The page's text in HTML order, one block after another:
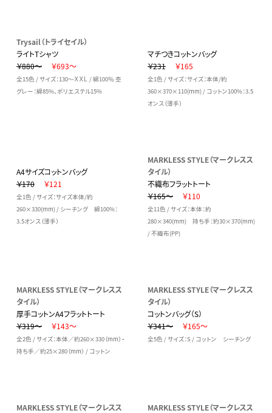
Trysail（トライセイル）
ライトTシャツ
￥880～
￥693～
全15色 / サイズ：130～ＸＸＬ / 綿100％ 杢
グレー：綿85%、ポリエステル15%
マチつきコットンバッグ
￥231
￥165
全1色 / サイズ：サイズ：本体/約
360×370×110(mm) / コットン100%：3.5
オンス（薄手）
A4サイズコットンバッグ
￥170
￥121
全1色 / サイズ：サイズ本体/約
260×330(mm) / シーチング 綿100%：
3.5オンス（薄手）
MARKLESS STYLE（マークレスス
タイル）
不織布フラットトート
￥165～
￥110
全11色 / サイズ：本体：約
280×340(mm) 持ち手：約30×370(mm)
/ 不織布(PP)
MARKLESS STYLE（マークレスス
タイル）
厚手コットンA4フラットトート
￥319～
￥143～
全2色 / サイズ：本体／約260×330（mm）・
持ち手／約25×280（mm） / コットン
MARKLESS STYLE（マークレスス
タイル）
コットンバッグ（S）
￥341～
￥165～
全5色 / サイズ：S / コットン シーチング
MARKLESS STYLE（マークレスス
MARKLESS STYLE（マークレスス